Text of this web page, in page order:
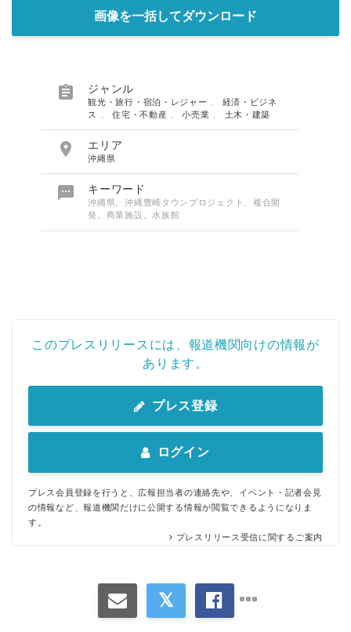
画像を一括してダウンロード
 ジャンル
観光・旅行・宿泊・レジャー
経済・ビジネ
ス
、住宅・不動産 、小売業 土木・建築
 エリア
沖縄県
 キーワード
沖縄県、沖縄豊崎タウンプロジェクト、複合開
発、商業施設、水族館
このプレスリリースには、報道機関向けの情報が
あります。
プレス登録
ログイン
プレス会員登録を行うと、広報担当者の連絡先や、イベント・記者会見
の情報など、報道機関だけに公開する情報が閲覧できるようになりま
す。
プレスリリース受信に関するご案内